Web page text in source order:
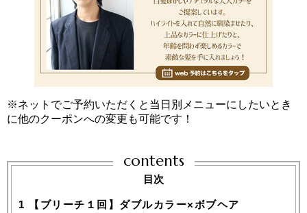
※ネットでご予約いただくと当日別メニューにしたいとき
に他のクーポンへの変更も可能です！
contents
目次
1 【ブリーチ１回】ダブルカラー×ボブヘア